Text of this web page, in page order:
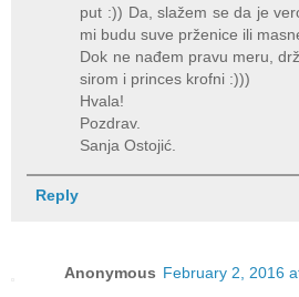
put :)) Da, slažem se da je
mi budu suve prženice ili
Dok ne nađem pravu meru,
sirom i princes krofni :)))
Hvala!
Pozdrav.
Sanja Ostojić.
Reply
Anonymous February 2, 2016